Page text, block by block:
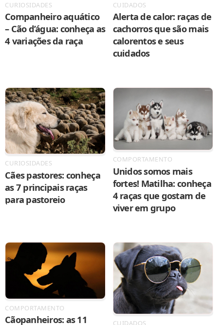
CURIOSIDADES
Companheiro aquático
– Cão d’água: conheça as
4 variações da raça
CUIDADOS
Alerta de calor: raças de
cachorros que são mais
calorentos e seus
cuidados
CURIOSIDADES
Cães pastores: conheça
as 7 principais raças
para pastoreio
COMPORTAMENTO
Unidos somos mais
fortes! Matilha: conheça
4 raças que gostam de
viver em grupo
COMPORTAMENTO
Cãopanheiros: as 11
CUIDADOS